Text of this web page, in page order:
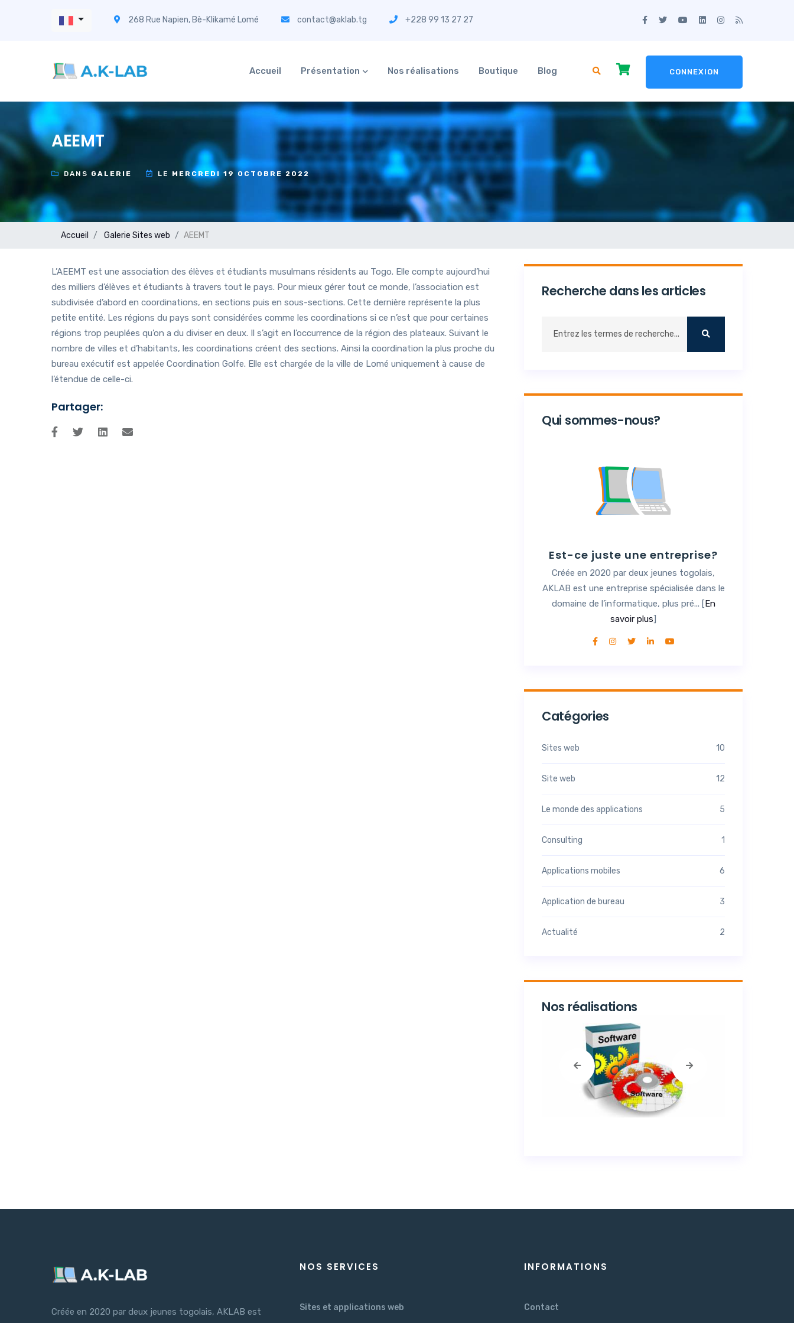
268 Rue Napien, Bè-Klikamé Lomé contact@aklab.tg +228 99 13 27 27
CONNEXION
Accueil Présentation Nos réalisations Boutique Blog
AEEMT
DANS GALERIE LE MERCREDI 19 OCTOBRE 2022
Accueil Galerie Sites web AEEMT
L’AEEMT est une association des élèves et étudiants musulmans résidents au Togo. Elle compte aujourd’hui
des milliers d’élèves et étudiants à travers tout le pays. Pour mieux gérer tout ce monde, l’association est
subdivisée d’abord en coordinations, en sections puis en sous-sections. Cette dernière représente la plus
petite entité. Les régions du pays sont considérées comme les coordinations si ce n’est que pour certaines
régions trop peuplées qu’on a du diviser en deux. Il s’agit en l’occurrence de la région des plateaux. Suivant le
nombre de villes et d’habitants, les coordinations créent des sections. Ainsi la coordination la plus proche du
bureau exécutif est appelée Coordination Golfe. Elle est chargée de la ville de Lomé uniquement à cause de
l’étendue de celle-ci.
Partager:
Recherche dans les articles
Qui sommes-nous?
Est-ce juste une entreprise?
Créée en 2020 par deux jeunes togolais,
AKLAB est une entreprise spécialisée dans le
domaine de l’informatique, plus pré... [En
savoir plus]
Catégories
Sites web 10
Site web 12
Le monde des applications 5
Consulting 1
Applications mobiles 6
Application de bureau 3
Actualité 2
Nos réalisations
Créée en 2020 par deux jeunes togolais, AKLAB est
NOS SERVICES
Sites et applications web
INFORMATIONS
Contact